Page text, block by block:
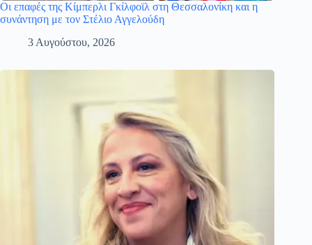
Οι επαφές της Κίμπερλι Γκίλφοϊλ στη Θεσσαλονίκη και η
συνάντηση με τον Στέλιο Αγγελούδη
3 Αυγούστου, 2026